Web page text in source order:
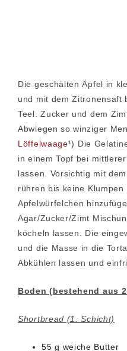
Die geschälten Äpfel in
und mit dem Zitronensaft
Teel. Zucker und dem
Abwiegen so winziger
Löffelwaage¹) Die
in einem Topf bei
lassen. Vorsichtig mit
rühren bis keine
Apfelwürfelchen
Agar/Zucker/Zimt
köcheln lassen. Die
und die Masse in die
Abkühlen lassen und
Boden (bestehend aus
Shortbread (1. Schicht)
55 g weiche Butter